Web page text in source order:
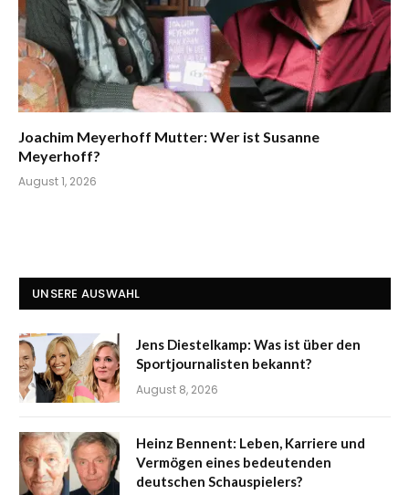
Joachim Meyerhoff Mutter: Wer ist Susanne
Meyerhoff?
August 1, 2026
UNSERE AUSWAHL
Jens Diestelkamp: Was ist über den
Sportjournalisten bekannt?
August 8, 2026
Heinz Bennent: Leben, Karriere und
Vermögen eines bedeutenden
deutschen Schauspielers?